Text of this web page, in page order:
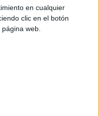
en cualquier
clic en el botón
web.